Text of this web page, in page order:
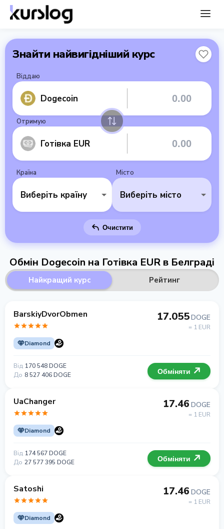
Знайти найвигідніший курс
Віддаю
Dogecoin
Отримую
Готівка EUR
Країна
Виберіть країну
Місто
Виберіть місто
Очистити
Обмін Dogecoin на Готівка EUR в Белграді
Найкращий курс Рейтинг
BarskiyDvorObmen
Diamond
17.055DOGE
= 1 EUR
Від 170 548 DOGE
До 8 527 406 DOGE Обміняти
UaChanger
Diamond
17.46 DOGE
= 1 EUR
Від 174 567 DOGE
До 27 577 395 DOGE Обміняти
Satoshi
Diamond
17.46 DOGE
= 1 EUR